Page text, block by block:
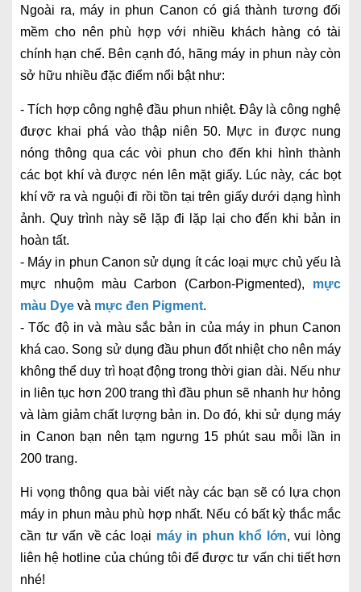
Ngoài ra, máy in phun Canon có giá thành tương đối
mềm cho nên phù hợp với nhiều khách hàng có tài
chính hạn chế. Bên cạnh đó, hãng máy in phun này còn
sở hữu nhiều đặc điểm nổi bật như:
- Tích hợp công nghệ đầu phun nhiệt. Đây là công nghệ
được khai phá vào thập niên 50. Mực in được nung
nóng thông qua các vòi phun cho đến khi hình thành
các bọt khí và được nén lên mặt giấy. Lúc này, các bọt
khí vỡ ra và nguội đi rồi tồn tại trên giấy dưới dạng hình
ảnh. Quy trình này sẽ lặp đi lặp lại cho đến khi bản in
hoàn tất.
- Máy in phun Canon sử dụng ít các loại mực chủ yếu là
mực nhuộm màu Carbon (Carbon-Pigmented), mực
màu Dye và mực đen Pigment.
- Tốc độ in và màu sắc bản in của máy in phun Canon
khá cao. Song sử dụng đầu phun đốt nhiệt cho nên máy
không thể duy trì hoạt động trong thời gian dài. Nếu như
in liên tục hơn 200 trang thì đầu phun sẽ nhanh hư hỏng
và làm giảm chất lượng bản in. Do đó, khi sử dụng máy
in Canon bạn nên tạm ngưng 15 phút sau mỗi lần in
200 trang.
Hi vọng thông qua bài viết này các bạn sẽ có lựa chọn
máy in phun màu phù hợp nhất. Nếu có bất kỳ thắc mắc
cần tư vấn về các loại máy in phun khổ lớn, vui lòng
liên hệ hotline của chúng tôi để được tư vấn chi tiết hơn
nhé!